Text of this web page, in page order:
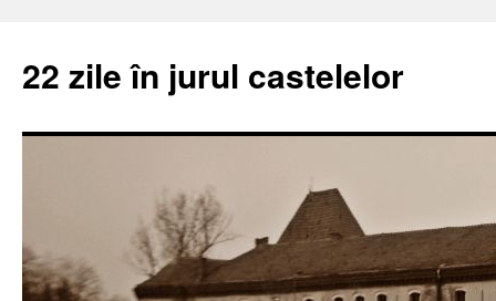
22 zile în jurul castelelor